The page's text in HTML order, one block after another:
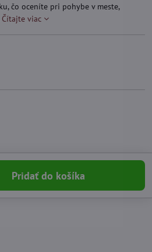
čo oceníte pri pohybe v meste,
Čítajte viac
Pridať do košíka